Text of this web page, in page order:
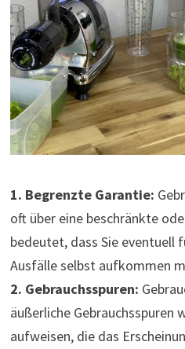
1. Begrenzte Garantie:
oft über eine beschränkte
bedeutet, dass Sie eventuell
Ausfälle selbst aufkommen
2. Gebrauchsspuren:
äußerliche Gebrauchsspuren
aufweisen, die das